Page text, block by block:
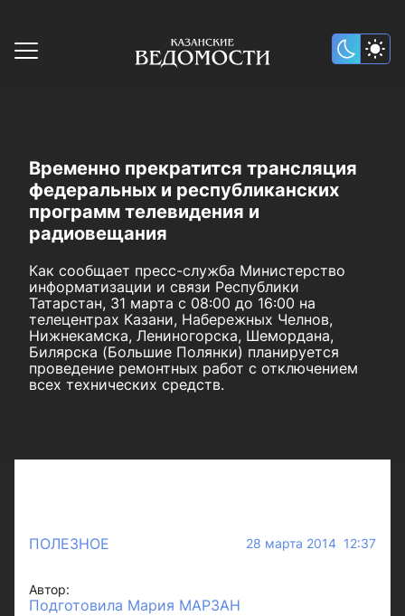
Временно прекратится трансляция
федеральных и республиканских
программ телевидения и
радиовещания
Как сообщает пресс-служба Министерство
информатизации и связи Республики
Татарстан, 31 марта с 08:00 до 16:00 на
телецентрах Казани, Набережных Челнов,
Нижнекамска, Лениногорска, Шемордана,
Билярска (Большие Полянки) планируется
проведение ремонтных работ с отключением
всех технических средств.
ПОЛЕЗНОЕ 28 марта 2014 12:37
Автор:
Подготовила Мария МАРЗАН